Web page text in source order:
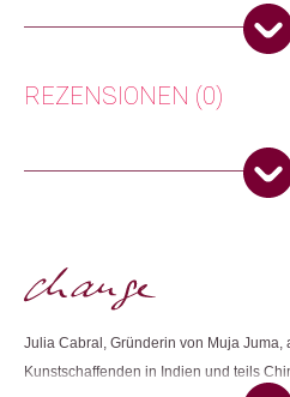
Jedes Schmuckstück von Muja Juma
Produktion: Indien
Ohrringe
Dieses Produkt weiterempfehlen:
REZENSIONEN (0)
Es gibt noch keine Rezensionen.
Julia Cabral, Gründerin von Muja Juma,
Kunstschaffenden in Indien und teils